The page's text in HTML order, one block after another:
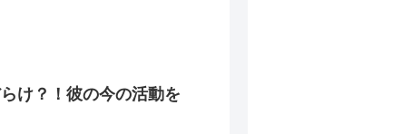
け？！彼の今の活動を